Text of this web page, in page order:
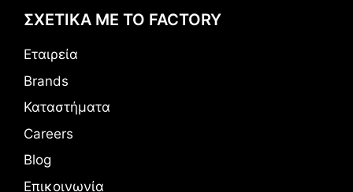
ΣΧΕΤΙΚΑ ΜΕ ΤΟ FACTORY
Εταιρεία
Brands
Καταστήματα
Careers
Blog
Επικοινωνία